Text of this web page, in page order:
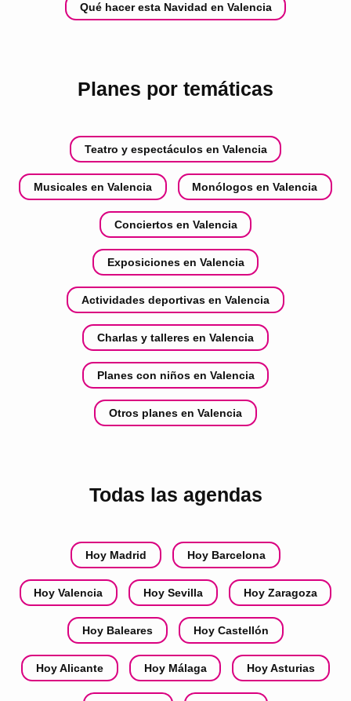
Qué hacer esta Navidad en Valencia
Planes por temáticas
Teatro y espectáculos en Valencia
Musicales en Valencia Monólogos en Valencia
Conciertos en Valencia
Exposiciones en Valencia
Actividades deportivas en Valencia
Charlas y talleres en Valencia
Planes con niños en Valencia
Otros planes en Valencia
Todas las agendas
Hoy Madrid Hoy Barcelona
Hoy Valencia Hoy Sevilla Hoy Zaragoza
Hoy Baleares Hoy Castellón
Hoy Alicante Hoy Málaga Hoy Asturias